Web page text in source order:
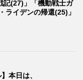
記(27)」「機動戦士ガ
ライデンの帰還(25)」
本日は、